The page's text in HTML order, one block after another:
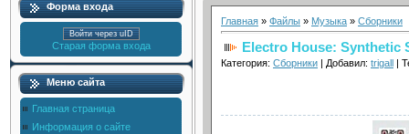
Форма входа
Войти через uID
Старая форма входа
Меню сайта
Главная страница
Информация о сайте
Главная » Файлы » Музыка » Сборники
Electro House: Synthetic
Категория: Сборники | Добавил: trigall |